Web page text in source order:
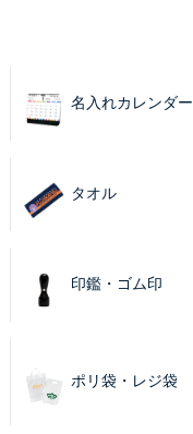
名入れカレンダー
タオル
印鑑・ゴム印
ポリ袋・レジ袋